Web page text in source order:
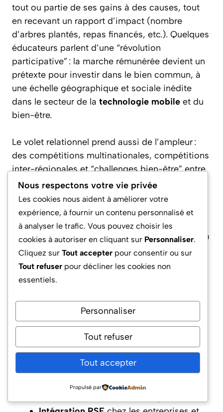
tout ou partie de ses gains à des causes, tout
en recevant un rapport d’impact (nombre
d’arbres plantés, repas financés, etc.). Quelques
éducateurs parlent d’une “révolution
participative” : la marche rémunérée devient un
prétexte pour investir dans le bien commun, à
une échelle géographique et sociale inédite
dans le secteur de la technologie mobile et du
bien-être.
Le volet relationnel prend aussi de l’ampleur :
des compétitions multinationales, compétitions
inter-régionales et “challenges bien-être” entre
services RH facilitent la cohésion d’équipe,
jusqu’à s’inviter dans la stratégie RSE
(Responsabilité Sociétale des Entreprises) de
grands groupes. Ce mode “collaboratif
solidaire” fait émerger de nouveaux usages, à la
croisée de l’activité physiqueet de
l’engagement altruiste.
2026 :
Défis et challenges à impact:
participation collective visible,
classement en temps réel, bénéfices
partagés
Module de micro-donsvers des
Nous respectons votre vie privée
Les cookies nous aident à améliorer votre
expérience, à fournir un contenu personnalisé et
à analyser le trafic. Vous pouvez choisir les
cookies à autoriser en cliquant sur Personnaliser.
Cliquez sur Tout accepter pour consentir ou sur
Tout refuser pour décliner les cookies non
essentiels.
Personnaliser
Tout refuser
Tout accepter
Propulsé par